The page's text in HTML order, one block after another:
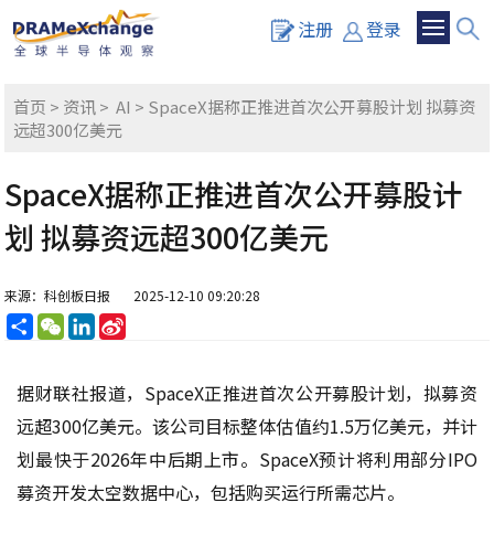
注册 登录
首页 > 资讯>AI > SpaceX据称正推进首次公开募股计划 拟募资
远超300亿美元
SpaceX据称正推进首次公开募股计
划 拟募资远超300亿美元
来源：科创板日报 2025-12-10 09:20:28
分
享
WeChatLinkedIn
据财联社报道，SpaceX正推进首次公开募股计划，拟募资
远超300亿美元。该公司目标整体估值约1.5万亿美元，并计
划最快于2026年中后期上市。SpaceX预计将利用部分IPO
募资开发太空数据中心，包括购买运行所需芯片。